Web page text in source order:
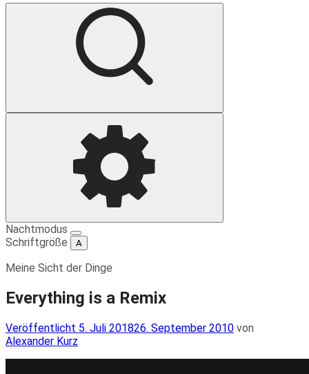
Suche
Einstellungen
Nachtmodus
Schriftgröße
A
Meine Sicht der Dinge
Everything is a Remix
Veröffentlicht
am
Veröffentlicht 5. Juli 201826. September 2010 von
Alexander Kurz